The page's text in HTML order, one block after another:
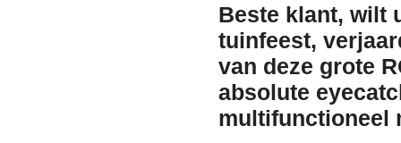
Beste klant, wilt
tuinfeest,
van deze grote
absolute
multifunctioneel